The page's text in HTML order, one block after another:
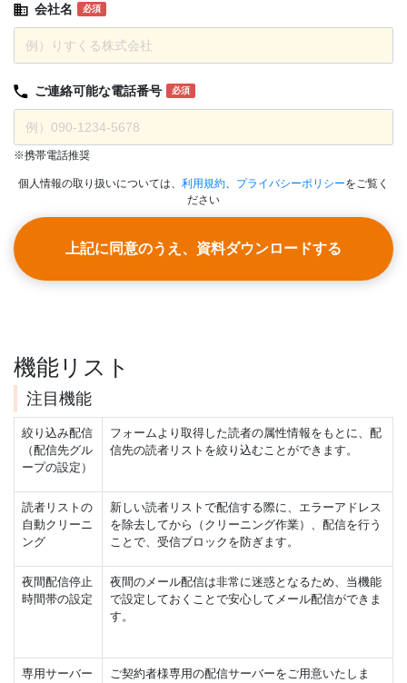
会社名 必須
ご連絡可能な電話番号 必須
※携帯電話推奨
個人情報の取り扱いについては、 利用規約 プライバシーポリシーをご覧く
ださい
上記に同意のうえ、資料ダウンロードする
機能リスト
注目機能
絞り込み配信
（配信先グル
ープの設定）
フォームより取得した読者の属性情報をもとに、配
信先の読者リストを絞り込むことができます。
読者リストの
自動クリーニ
ング
新しい読者リストで配信する際に、エラーアドレス
を除去してから（クリーニング作業）、配信を行う
ことで、受信ブロックを防ぎます。
夜間配信停止
時間帯の設定
夜間のメール配信は非常に迷惑となるため、当機能
で設定しておくことで安心してメール配信ができま
す。
専用サーバー
ご契約者様専用の配信サーバーをご用意いたしま